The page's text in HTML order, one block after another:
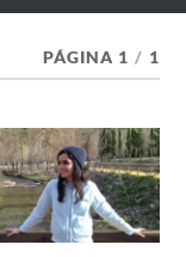
PÁGINA 1 / 1